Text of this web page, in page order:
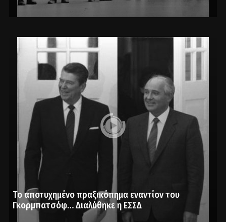
Το αποτυχημένο πραξικόπημα εναντίον του
Γκορμπατσόφ… Διαλύθηκε η ΕΣΣΔ